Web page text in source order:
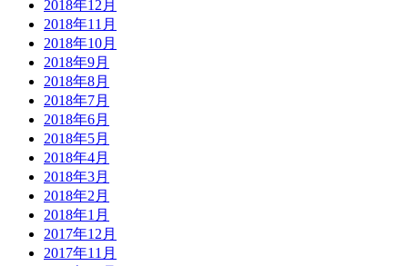
2018年12月
2018年11月
2018年10月
2018年9月
2018年8月
2018年7月
2018年6月
2018年5月
2018年4月
2018年3月
2018年2月
2018年1月
2017年12月
2017年11月